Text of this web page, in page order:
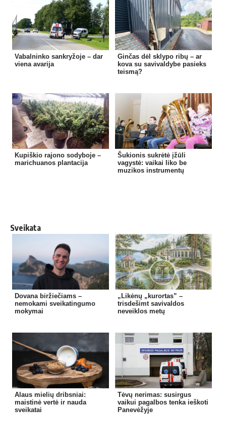
Vabalninko sankryžoje – dar
viena avarija
Ginčas dėl sklypo ribų – ar
kova su savivaldybe pasieks
teismą?
Kupiškio rajono sodyboje –
marichuanos plantacija
Šukionis sukrėtė įžūli
vagystė: vaikai liko be
muzikos instrumentų
Sveikata
Dovana biržiečiams –
nemokami sveikatingumo
mokymai
„Likėnų „kurortas” –
trisdešimt savivaldos
neveiklos metų
Alaus mielių dribsniai:
maistinė vertė ir nauda
sveikatai
Tėvų nerimas: susirgus
vaikui pagalbos tenka ieškoti
Panevėžyje